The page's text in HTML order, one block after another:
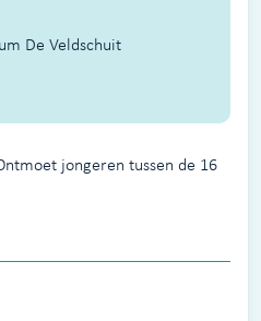
De Veldschuit
jongeren tussen de 16